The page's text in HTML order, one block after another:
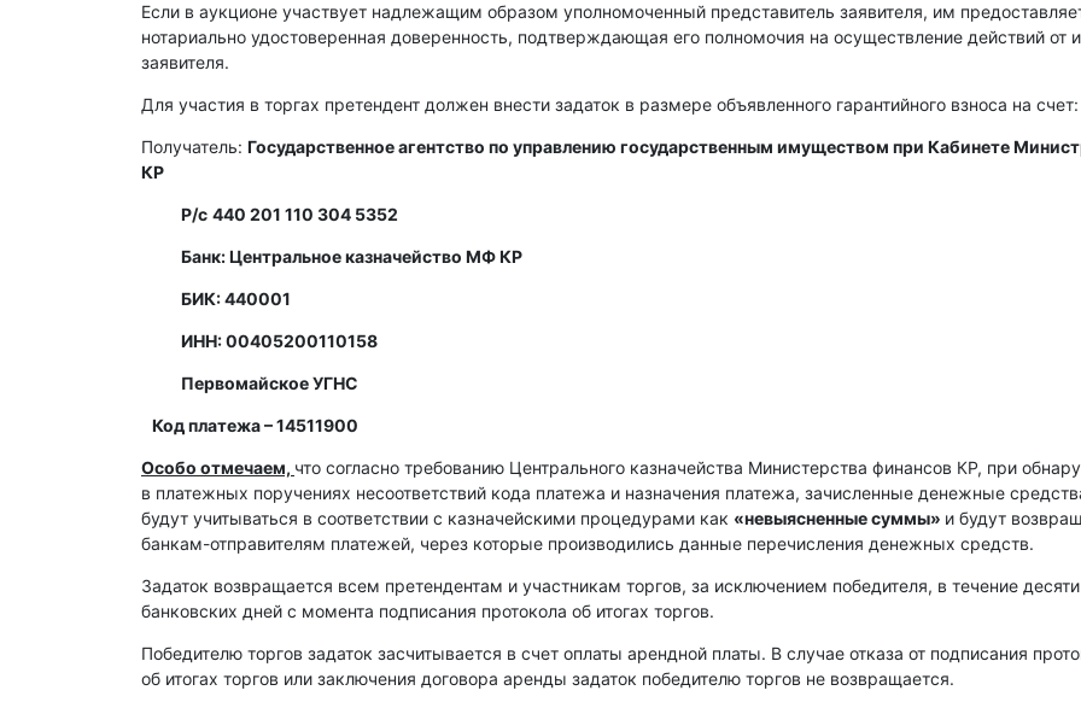
Если в аукционе участвует надлежащим образом уполномоченный представитель заявителя, им
нотариально удостоверенная доверенность, подтверждающая его полномочия на осуществление действий от
заявителя.
Для участия в торгах претендент должен внести задаток в размере объявленного гарантийного взноса на счет:
Получатель: Государственное агентство по управлению государственным имуществом при Кабинете
КР
Р/с 440 201 110 304 5352
Банк: Центральное казначейство МФ КР
БИК: 440001
ИНН: 00405200110158
Первомайское УГНС
Код платежа – 14511900
Особо отмечаем, что согласно требованию Центрального казначейства Министерства финансов КР, при
в платежных поручениях несоответствий кода платежа и назначения платежа, зачисленные денежные
будут учитываться в соответствии с казначейскими процедурами как «невыясненные суммы» и будут
банкам-отправителям платежей, через которые производились данные перечисления денежных средств.
Задаток возвращается всем претендентам и участникам торгов, за исключением победителя, в течение десяти
банковских дней с момента подписания протокола об итогах торгов.
Победителю торгов задаток засчитывается в счет оплаты арендной платы. В случае отказа от подписания
об итогах торгов или заключения договора аренды задаток победителю торгов не возвращается.